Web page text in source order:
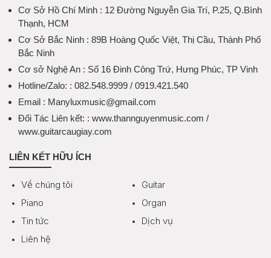
Cơ Sở Hồ Chí Minh : 12 Đường Nguyễn Gia Trí, P.25, Q.Bình
Thạnh, HCM
Cơ Sở Bắc Ninh : 89B Hoàng Quốc Việt, Thị Cầu, Thành Phố
Bắc Ninh
Cơ sở Nghệ An : Số 16 Đinh Công Trứ, Hưng Phúc, TP Vinh
Hotline/Zalo: : 082.548.9999 / 0919.421.540
Email : Manyluxmusic@gmail.com
Đối Tác Liên kết: : www.thannguyenmusic.com /
www.guitarcaugiay.com
LIÊN KẾT HỮU ÍCH
Về chúng tôi
Guitar
Piano
Organ
Tin tức
Dịch vụ
Liên hệ